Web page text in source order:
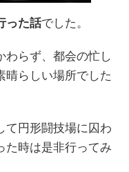
った話でした。
わらず、都会の忙し
晴らしい場所でした
て円形闘技場に囚わ
た時は是非行ってみ